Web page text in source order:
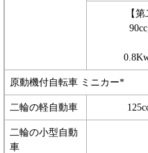
【
原動機付自転車 ミニカー*
二輪の軽自動車
二輪の小型自動
車